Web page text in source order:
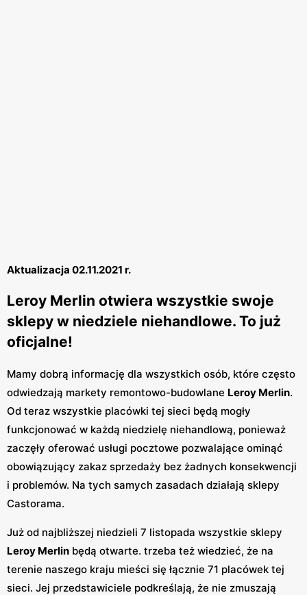
Aktualizacja 02.11.2021 r.
Leroy Merlin otwiera wszystkie swoje
sklepy w niedziele niehandlowe. To już
oficjalne!
Mamy dobrą informację dla wszystkich osób, które często
odwiedzają markety remontowo-budowlane Leroy Merlin.
Od teraz wszystkie placówki tej sieci będą mogły
funkcjonować w każdą niedzielę niehandlową, ponieważ
zaczęły oferować usługi pocztowe pozwalające ominąć
obowiązujący zakaz sprzedaży bez żadnych konsekwencji
i problemów. Na tych samych zasadach działają sklepy
Castorama.
Już od najbliższej niedzieli 7 listopada wszystkie sklepy
Leroy Merlin będą otwarte. trzeba też wiedzieć, że na
terenie naszego kraju mieści się łącznie 71 placówek tej
sieci. Jej przedstawiciele podkreślają, że nie zmuszają